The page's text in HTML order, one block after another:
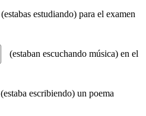
(estabas estudiando) para el examen
(estaban escuchando música) en el
(estaba escribiendo) un poema